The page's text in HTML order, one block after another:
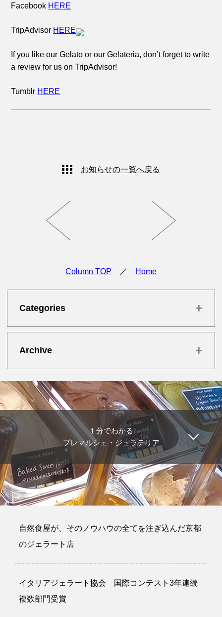
Facebook HERE
TripAdvisor HERE
If you like our Gelato or our Gelateria, don’t forget to write
a review for us on TripAdvisor!
Tumblr HERE
お知らせの一覧へ戻る
Column TOP ／ Home
Categories +
Archive +
１分でわかる
プレマルシェ・ジェラテリア
自然食屋が、そのノウハウの全てを注ぎ込んだ京都
のジェラート店
イタリアジェラート協会 国際コンテスト3年連続
複数部門受賞